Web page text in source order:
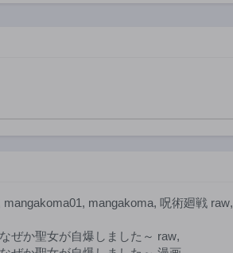
mangakoma01, mangakoma, 呪術廻戦 raw,
ぜか聖女が自爆しました～ raw,